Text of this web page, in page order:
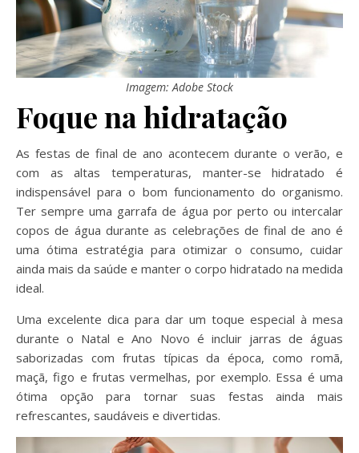
Imagem: Adobe Stock
Foque na hidratação
As festas de final de ano acontecem durante o verão, e
com as altas temperaturas, manter-se hidratado é
indispensável para o bom funcionamento do organismo.
Ter sempre uma garrafa de água por perto ou intercalar
copos de água durante as celebrações de final de ano é
uma ótima estratégia para otimizar o consumo, cuidar
ainda mais da saúde e manter o corpo hidratado na medida
ideal.
Uma excelente dica para dar um toque especial à mesa
durante o Natal e Ano Novo é incluir jarras de águas
saborizadas com frutas típicas da época, como romã,
maçã, figo e frutas vermelhas, por exemplo. Essa é uma
ótima opção para tornar suas festas ainda mais
refrescantes, saudáveis e divertidas.